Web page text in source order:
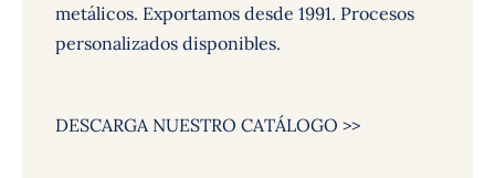
metálicos. Exportamos desde 1991. Procesos
personalizados disponibles.
DESCARGA NUESTRO CATÁLOGO >>